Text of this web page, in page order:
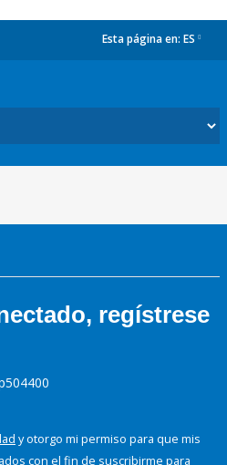
Esta página en: ES
regístrese
y otorgo mi permiso para que mis
con el fin de suscribirme para